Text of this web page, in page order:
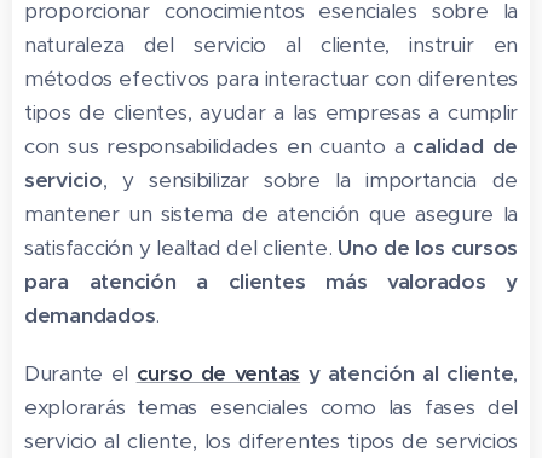
proporcionar conocimientos esenciales sobre la
naturaleza del servicio al cliente, instruir en
métodos efectivos para interactuar con diferentes
tipos de clientes, ayudar a las empresas a cumplir
con sus responsabilidades en cuanto a calidad de
servicio, y sensibilizar sobre la importancia de
mantener un sistema de atención que asegure la
satisfacción y lealtad del cliente. Uno de los cursos
para atención a clientes más valorados y
demandados.
Durante el curso de ventas y atención al cliente,
explorarás temas esenciales como las fases del
servicio al cliente, los diferentes tipos de servicios